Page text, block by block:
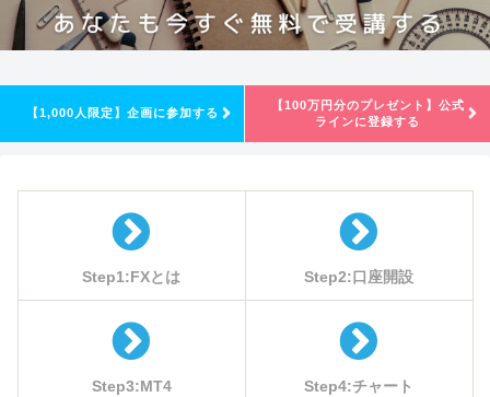
【1,000人限定】企画に参加する
【100万円分のプレゼント】公式
ラインに登録する
Step1:FXとは Step2:口座開設
Step3:MT4 Step4:チャート